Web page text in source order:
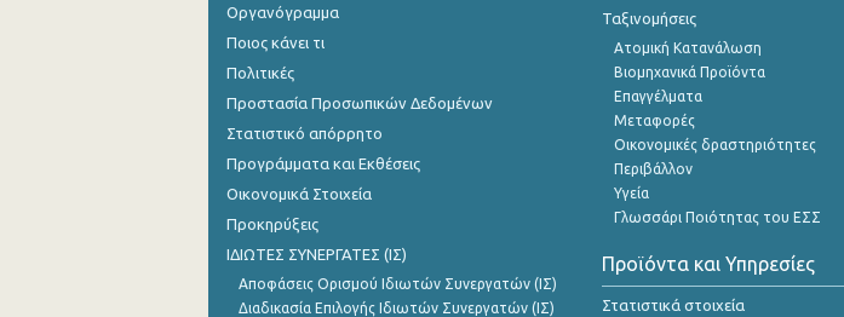
Απριλίου 2024
Μαρτίου 2024
Φεβρουαρίου 2024
Ιανουαρίου 2024
Δεκεμβρίου 2023
Νοεμβρίου 2023
Οργανόγραμμα
Ποιος κάνει τι
Πολιτικές
Προστασία Προσωπικών Δεδομένων
Στατιστικό απόρρητο
Προγράμματα και Εκθέσεις
Οικονομικά Στοιχεία
Προκηρύξεις
ΙΔΙΩΤΕΣ ΣΥΝΕΡΓΑΤΕΣ (ΙΣ)
Αποφάσεις Ορισμού Ιδιωτών Συνεργατών (ΙΣ)
Διαδικασία Επιλογής Ιδιωτών Συνεργατών (ΙΣ)
Ταξινομήσεις
Ατομική Κατανάλωση
Βιομηχανικά Προϊόντα
Επαγγέλματα
Μεταφορές
Οικονομικές δραστηριότητες
Περιβάλλον
Υγεία
Γλωσσάρι Ποιότητας του ΕΣΣ
Προϊόντα και Υπηρεσίες
Στατιστικά στοιχεία